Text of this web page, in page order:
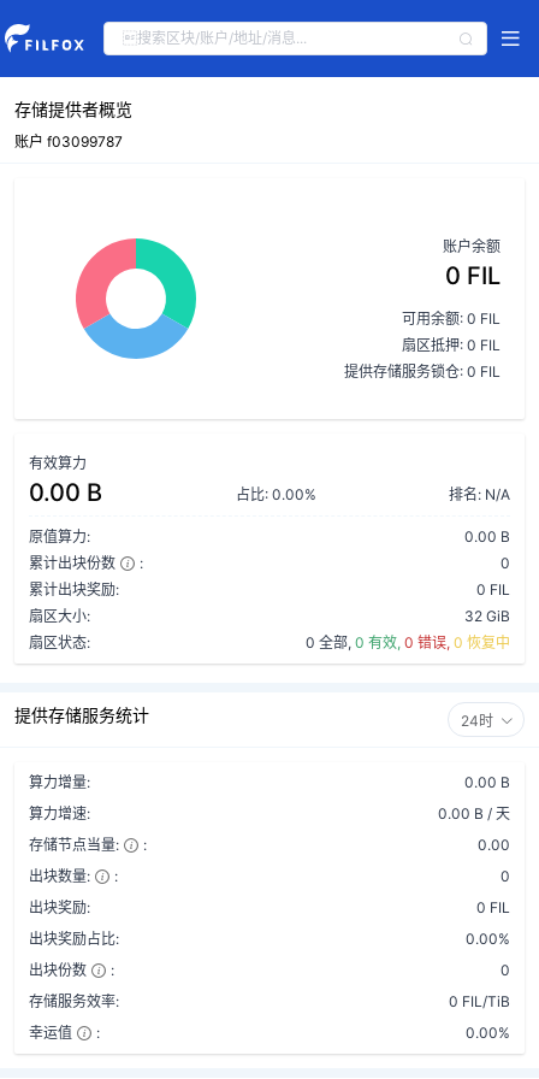
存储提供者概览
账户 f03099787
账户余额
0 FIL
可用余额: 0 FIL
扇区抵押: 0 FIL
提供存储服务锁仓: 0 FIL
有效算力
0.00 B 占比: 0.00% 排名: N/A
原值算力:
0.00 B
累计出块份数
:
0
累计出块奖励:
0 FIL
扇区大小:
32 GiB
扇区状态:
0 全部, 0 有效, 0 错误, 0 恢复中
提供存储服务统计 24时
算力增量:
0.00 B
算力增速:
0.00 B / 天
存储节点当量:
:
0.00
出块数量:
:
0
出块奖励:
0 FIL
出块奖励占比:
0.00%
出块份数
:
0
存储服务效率:
0 FIL/TiB
幸运值
: 0.00%